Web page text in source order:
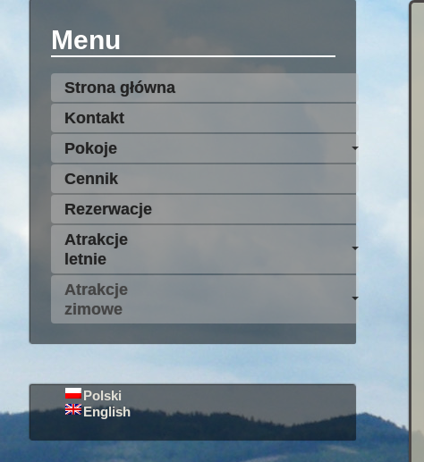
Menu
Strona główna
Kontakt
Pokoje
Cennik
Rezerwacje
Atrakcje
letnie
Atrakcje
zimowe
Polski
English